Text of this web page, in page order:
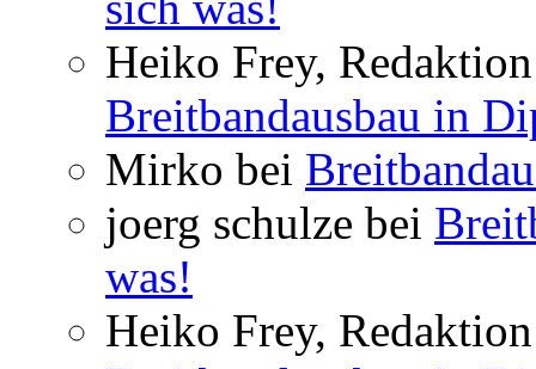
Heiko Frey,
Breitbandausbau in
Mirko bei
joerg schulze bei
was!
Heiko Frey,